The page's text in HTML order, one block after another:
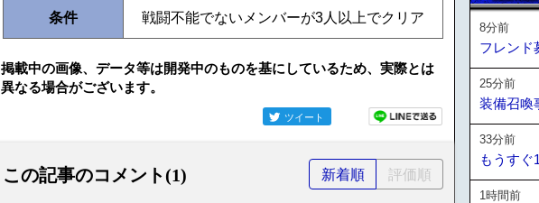
条件 戦闘不能でないメンバーが3人以上でクリア
掲載中の画像、データ等は開発中のものを基にしているため、実際とは
異なる場合がございます。
ツイート
この記事のコメント(1) 新着順 評価順
8分前
フレンド
25分前
装備召喚
33分前
もうすぐ
1時間前